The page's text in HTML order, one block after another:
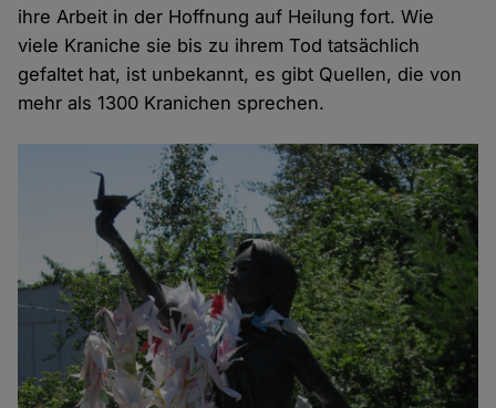
ihre Arbeit in der Hoffnung auf Heilung fort. Wie
viele Kraniche sie bis zu ihrem Tod tatsächlich
gefaltet hat, ist unbekannt, es gibt Quellen, die von
mehr als 1300 Kranichen sprechen.